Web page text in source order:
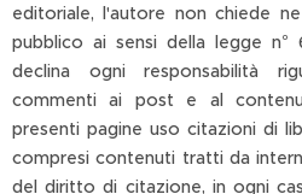
editoriale, l'autore non chiede
pubblico ai sensi della legge n°
declina ogni responsabilità
commenti ai post e al
presenti pagine uso citazioni di
compresi contenuti tratti da
del diritto di citazione, in ogni